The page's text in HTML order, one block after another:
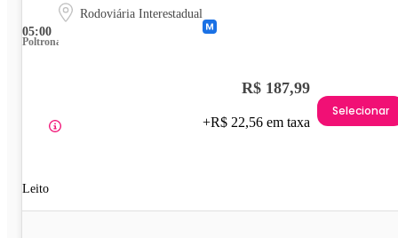
05:00
Rodoviária Interestadual
Poltrona
Leito
R$ 187,99
+R$ 22,56 em taxa
Selecionar